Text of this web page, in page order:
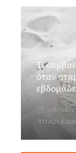
Τι
όταν
08/08/
ΤΊΤΛΟΙ